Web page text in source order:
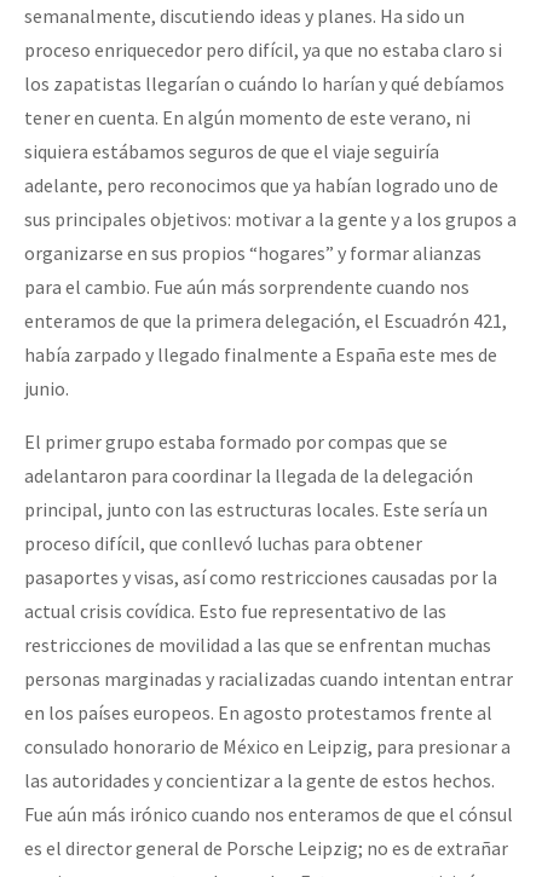
semanalmente, discutiendo ideas y planes. Ha sido un
proceso enriquecedor pero difícil, ya que no estaba claro si
los zapatistas llegarían o cuándo lo harían y qué debíamos
tener en cuenta. En algún momento de este verano, ni
siquiera estábamos seguros de que el viaje seguiría
adelante, pero reconocimos que ya habían logrado uno de
sus principales objetivos: motivar a la gente y a los grupos a
organizarse en sus propios “hogares” y formar alianzas
para el cambio. Fue aún más sorprendente cuando nos
enteramos de que la primera delegación, el Escuadrón 421,
había zarpado y llegado finalmente a España este mes de
junio.
El primer grupo estaba formado por compas que se
adelantaron para coordinar la llegada de la delegación
principal, junto con las estructuras locales. Este sería un
proceso difícil, que conllevó luchas para obtener
pasaportes y visas, así como restricciones causadas por la
actual crisis covídica. Esto fue representativo de las
restricciones de movilidad a las que se enfrentan muchas
personas marginadas y racializadas cuando intentan entrar
en los países europeos. En agosto protestamos frente al
consulado honorario de México en Leipzig, para presionar a
las autoridades y concientizar a la gente de estos hechos.
Fue aún más irónico cuando nos enteramos de que el cónsul
es el director general de Porsche Leipzig; no es de extrañar